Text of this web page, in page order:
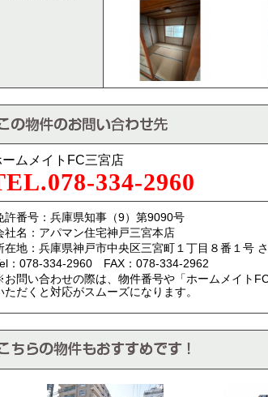
ームメイトFC三宮店
334-2960
許番号：兵庫県知事（9）第9090号
社名：アパマン住宅神戸三宮本店
在地：兵庫県神戸市中央区三宮町１丁目８番１号
：078-334-2960 FAX：078-334-2962
問い合わせの際は、物件番号や「ホームメイト
ただくと対応がスムーズになります。